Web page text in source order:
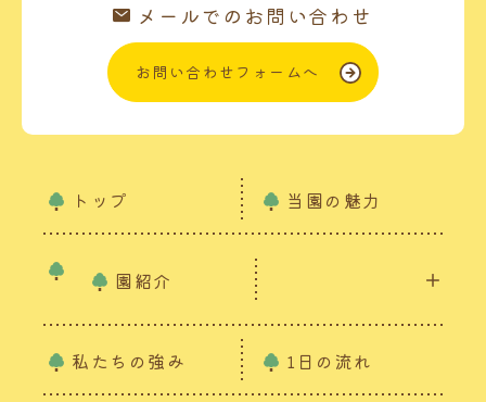
メールでのお問い合わせ
お問い合わせフォームへ
トップ 当園の魅力
園紹介
私たちの強み 1日の流れ